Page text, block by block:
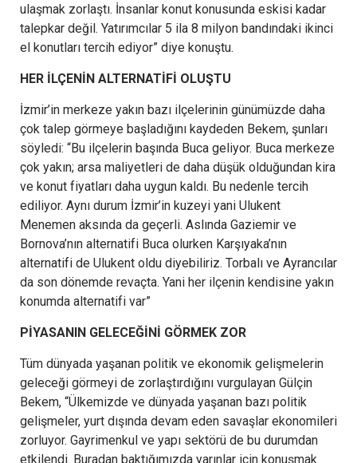
ulaşmak zorlaştı. İnsanlar konut konusunda eskisi kadar
talepkar değil. Yatırımcılar 5 ila 8 milyon bandındaki ikinci
el konutları tercih ediyor” diye konuştu.
HER İLÇENİN ALTERNATİFİ OLUŞTU
İzmir’in merkeze yakın bazı ilçelerinin günümüzde daha
çok talep görmeye başladığını kaydeden Bekem, şunları
söyledi: “Bu ilçelerin başında Buca geliyor. Buca merkeze
çok yakın; arsa maliyetleri de daha düşük olduğundan kira
ve konut fiyatları daha uygun kaldı. Bu nedenle tercih
ediliyor. Aynı durum İzmir’in kuzeyi yani Ulukent
Menemen aksında da geçerli. Aslında Gaziemir ve
Bornova’nın alternatifi Buca olurken Karşıyaka’nın
alternatifi de Ulukent oldu diyebiliriz. Torbalı ve Ayrancılar
da son dönemde revaçta. Yani her ilçenin kendisine yakın
konumda alternatifi var”
PİYASANIN GELECEĞİNİ GÖRMEK ZOR
Tüm dünyada yaşanan politik ve ekonomik gelişmelerin
geleceği görmeyi de zorlaştırdığını vurgulayan Gülçin
Bekem, “Ülkemizde ve dünyada yaşanan bazı politik
gelişmeler, yurt dışında devam eden savaşlar ekonomileri
zorluyor. Gayrimenkul ve yapı sektörü de bu durumdan
etkilendi. Buradan baktığımızda yarınlar için konuşmak